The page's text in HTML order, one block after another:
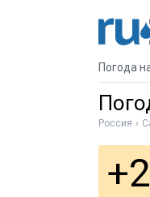
Погода
Россия